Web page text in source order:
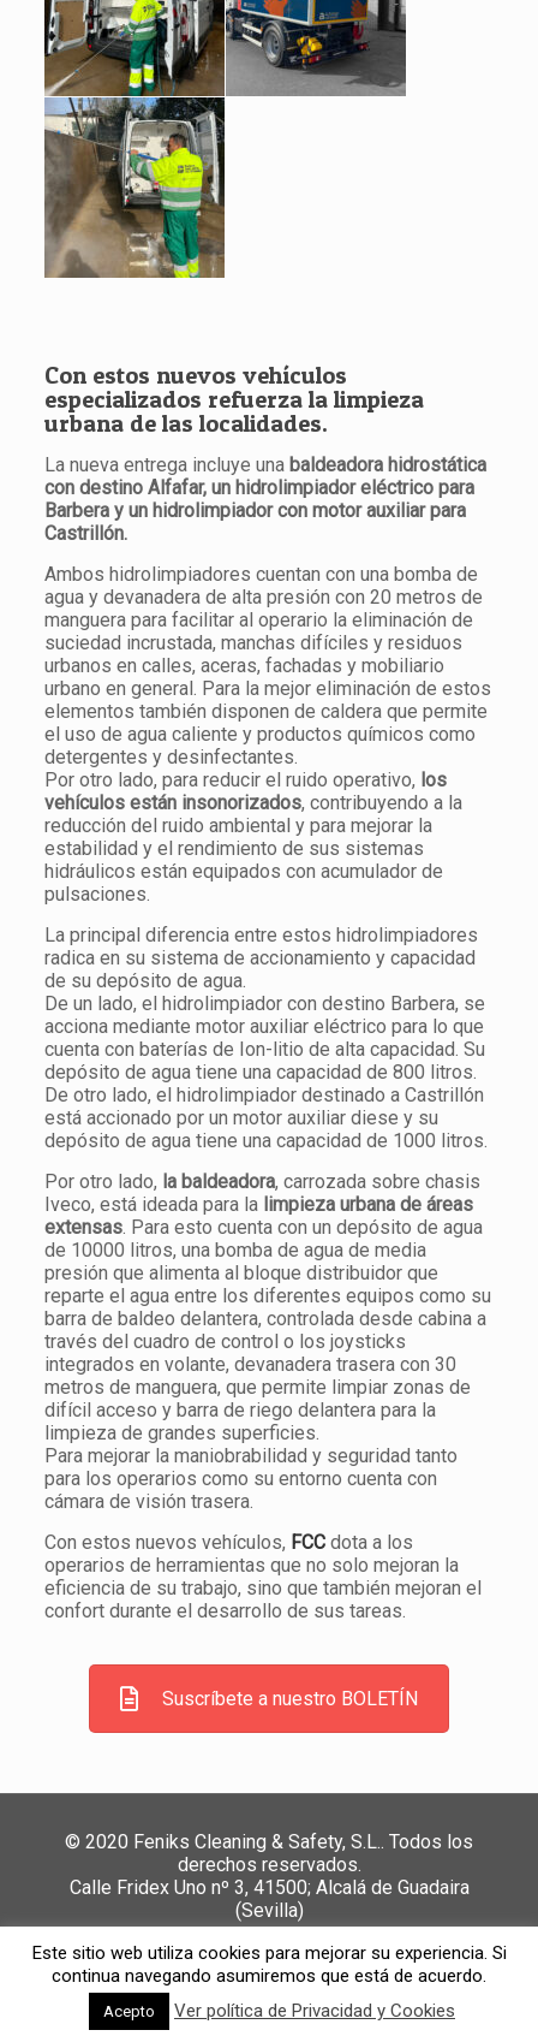
Con estos nuevos vehículos
especializados refuerza la limpieza
urbana de las localidades.
La nueva entrega incluye una baldeadora hidrostática
con destino Alfafar, un hidrolimpiador eléctrico para
Barbera y un hidrolimpiador con motor auxiliar para
Castrillón.
Ambos hidrolimpiadores cuentan con una bomba de
agua y devanadera de alta presión con 20 metros de
manguera para facilitar al operario la eliminación de
suciedad incrustada, manchas difíciles y residuos
urbanos en calles, aceras, fachadas y mobiliario
urbano en general. Para la mejor eliminación de estos
elementos también disponen de caldera que permite
el uso de agua caliente y productos químicos como
detergentes y desinfectantes.
Por otro lado, para reducir el ruido operativo, los
vehículos están insonorizados, contribuyendo a la
reducción del ruido ambiental y para mejorar la
estabilidad y el rendimiento de sus sistemas
hidráulicos están equipados con acumulador de
pulsaciones.
La principal diferencia entre estos hidrolimpiadores
radica en su sistema de accionamiento y capacidad
de su depósito de agua.
De un lado, el hidrolimpiador con destino Barbera, se
acciona mediante motor auxiliar eléctrico para lo que
cuenta con baterías de Ion-litio de alta capacidad. Su
depósito de agua tiene una capacidad de 800 litros.
De otro lado, el hidrolimpiador destinado a Castrillón
está accionado por un motor auxiliar diese y su
depósito de agua tiene una capacidad de 1000 litros.
Por otro lado, la baldeadora, carrozada sobre chasis
Iveco, está ideada para la limpieza urbana de áreas
extensas. Para esto cuenta con un depósito de agua
de 10000 litros, una bomba de agua de media
presión que alimenta al bloque distribuidor que
reparte el agua entre los diferentes equipos como su
barra de baldeo delantera, controlada desde cabina a
través del cuadro de control o los joysticks
integrados en volante, devanadera trasera con 30
metros de manguera, que permite limpiar zonas de
difícil acceso y barra de riego delantera para la
limpieza de grandes superficies.
Para mejorar la maniobrabilidad y seguridad tanto
para los operarios como su entorno cuenta con
cámara de visión trasera.
Con estos nuevos vehículos, FCCdota a los
operarios de herramientas que no solo mejoran la
eficiencia de su trabajo, sino que también mejoran el
confort durante el desarrollo de sus tareas.
Suscríbete a nuestro BOLETÍN
© 2020 Feniks Cleaning & Safety, S.L.. Todos los
derechos reservados.
Calle Fridex Uno nº 3, 41500; Alcalá de Guadaira
(Sevilla)
Política de Privacidad y Cookies//Política de calidad,
medio ambiente y SST//Canal de denuncias
Este sitio web utiliza cookies para mejorar su experiencia. Si
continua navegando asumiremos que está de acuerdo.
Acepto Ver política de Privacidad y Cookies